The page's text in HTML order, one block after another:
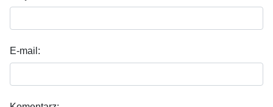
E-mail: